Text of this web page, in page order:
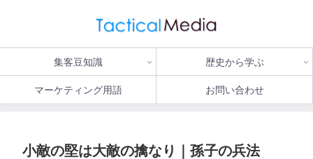
集客豆知識 歴史から学ぶ
マーケティング用語 お問い合わせ
小敵の堅は大敵の擒なり｜孫子の兵法